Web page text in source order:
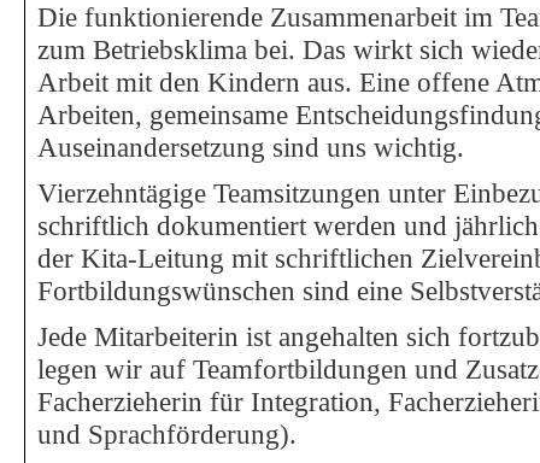
Die funktionierende Zusammenarbeit im
zum Betriebsklima bei. Das wirkt sich
Arbeit mit den Kindern aus. Eine offene
Arbeiten, gemeinsame
Auseinandersetzung sind uns wichtig.
Vierzehntägige Teamsitzungen unter
schriftlich dokumentiert werden und
der Kita-Leitung mit schriftlichen
Fortbildungswünschen sind eine
Jede Mitarbeiterin ist angehalten sich
legen wir auf Teamfortbildungen und
Facherzieherin für Integration,
und Sprachförderung).